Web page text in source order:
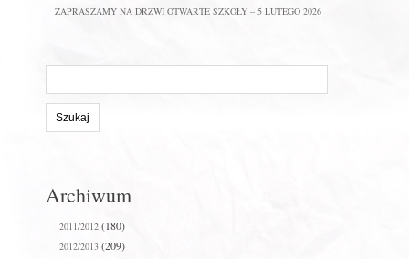
ZAPRASZAMY NA DRZWI OTWARTE SZKOŁY – 5 LUTEGO 2026
stronie:
Archiwum
2011/2012(180)
2012/2013(209)